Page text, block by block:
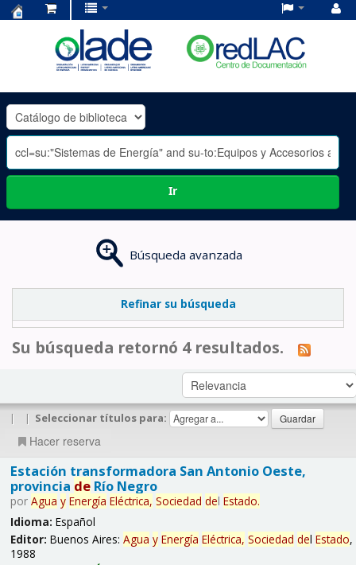
OLADE
-
Ir
Búsqueda avanzada
Refinar su búsqueda
Su búsqueda retornó 4 resultados.
| | Seleccionar títulos para:
Hacer reserva
Estación transformadora San Antonio Oeste,
provincia deRío Negro
por Agua y Energía Eléctrica, Sociedad del Estado.
Idioma: Español
Editor: Buenos Aires: Agua y Energía Eléctrica, Sociedad del Estado,
1988